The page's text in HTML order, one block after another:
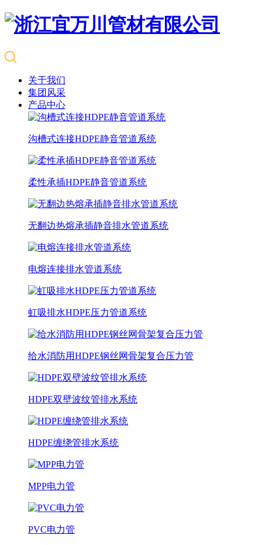
关于我们
集团风采
产品中心
沟槽式连接HDPE静音管道系统
柔性承插HDPE静音管道系统
无翻边热熔承插静音排水管道系统
电熔连接排水管道系统
虹吸排水HDPE压力管道系统
给水消防用HDPE钢丝网骨架复合压力管
HDPE双壁波纹管排水系统
HDPE缠绕管排水系统
MPP电力管
PVC电力管